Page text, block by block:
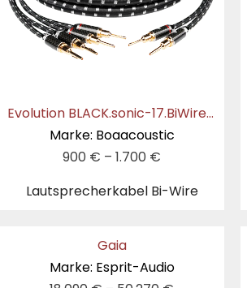
Lautsprecherkabel Bi-Wire
Evolution BLACK.sonic-17.BiWire BEB-2024
Marke: Boaacoustic
900 € –1.700 €
Gaia
Marke: Esprit-Audio